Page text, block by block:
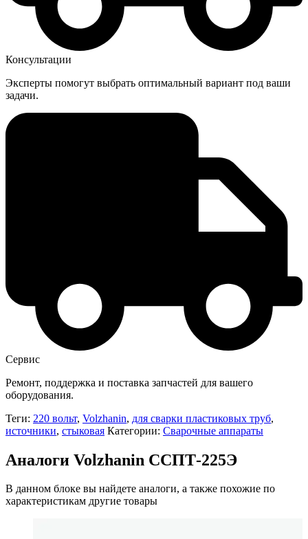
Консультации
Эксперты помогут выбрать оптимальный вариант под ваши
задачи.
Сервис
Ремонт, поддержка и поставка запчастей для вашего
оборудования.
Теги: 220 вольт, Volzhanin, для сварки пластиковых труб,
источники, стыковая Категории: Сварочные аппараты
Аналоги Volzhanin ССПТ-225Э
В данном блоке вы найдете аналоги, а также похожие по
характеристикам другие товары